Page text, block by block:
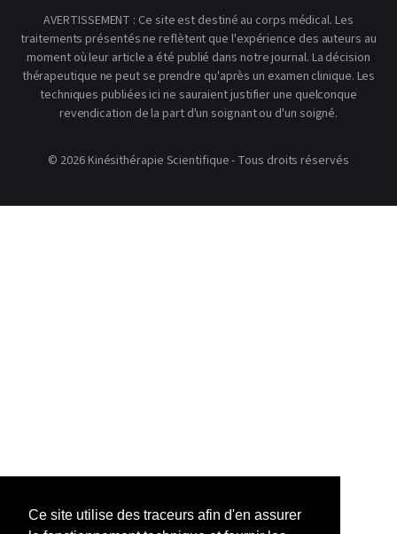
Ce site utilise des traceurs afin d'en assurer
AVERTISSEMENT : Ce site est destiné au corps médical. Les
traitements présentés ne reflètent que l'expérience des auteurs au
moment où leur article a été publié dans notre journal. La décision
thérapeutique ne peut se prendre qu'après un examen clinique. Les
techniques publiées ici ne sauraient justifier une quelconque
revendication de la part d'un soignant ou d'un soigné.
© 2026 Kinésithérapie Scientifique - Tous droits réservés